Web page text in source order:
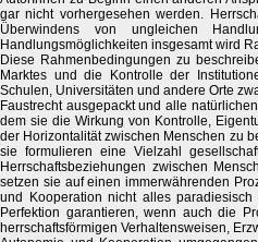
gar nicht vorhergesehen werden.
Überwindens von ungleichen
Handlungsmöglichkeiten insgesamt wird
Diese Rahmenbedingungen zu
Marktes und die Kontrolle der
Schulen, Universitäten und andere Orte
Faustrecht ausgepackt und alle
dem sie die Wirkung von Kontrolle,
der Horizontalität zwischen Menschen zu
sie formulieren eine Vielzahl
Herrschaftsbeziehungen zwischen
setzen sie auf einen immerwährenden
und Kooperation nicht alles
Perfektion garantieren, wenn auch die
herrschaftsförmigen Verhaltensweisen,